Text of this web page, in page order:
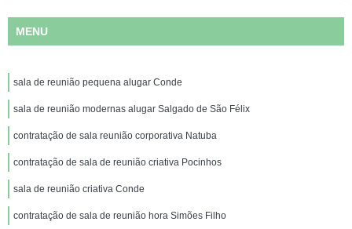
MENU
sala de reunião pequena alugar Conde
sala de reunião modernas alugar Salgado de São Félix
contratação de sala reunião corporativa Natuba
contratação de sala de reunião criativa Pocinhos
sala de reunião criativa Conde
contratação de sala de reunião hora Simões Filho